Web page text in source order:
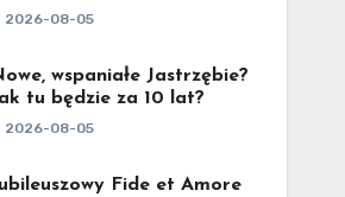
2026-08-05
wspaniałe Jastrzębie?
tu będzie za 10 lat?
2026-08-05
Fide et Amore